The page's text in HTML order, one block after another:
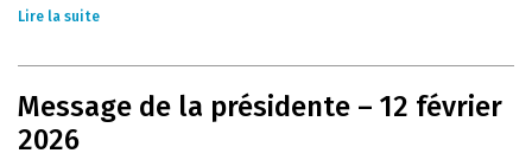
Lire la suite
Message de la présidente – 12 février
2026